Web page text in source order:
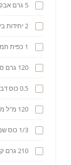
5 גרם אבקת אפייה
2 יחידות ביצים L
1 כפית תמצית וניל
120 גרם סוכר חום
0.5 כוס דבש
120 מ"ל מי תה חזק
1/3 כוס שמן
210 גרם קמח לבן